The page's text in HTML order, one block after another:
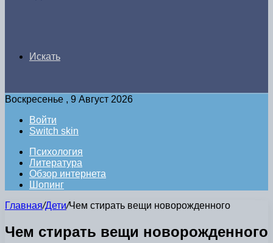
Искать
Воскресенье , 9 Август 2026
Войти
Switch skin
Психология
Литература
Обзор интернета
Шопинг
Главная/Дети/Чем стирать вещи новорожденного
Чем стирать вещи новорожденного